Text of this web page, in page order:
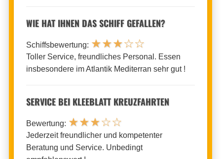
WIE HAT IHNEN DAS SCHIFF GEFALLEN?
Schiffsbewertung: ★★★☆☆
Toller Service, freundliches Personal. Essen
insbesondere im Atlantik Mediterran sehr gut !
SERVICE BEI KLEEBLATT KREUZFAHRTEN
Bewertung: ★★★☆☆
Jederzeit freundlicher und kompetenter
Beratung und Service. Unbedingt